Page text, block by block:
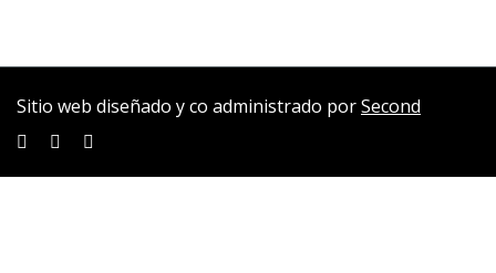
Sitio web diseñado y co administrado porSecond